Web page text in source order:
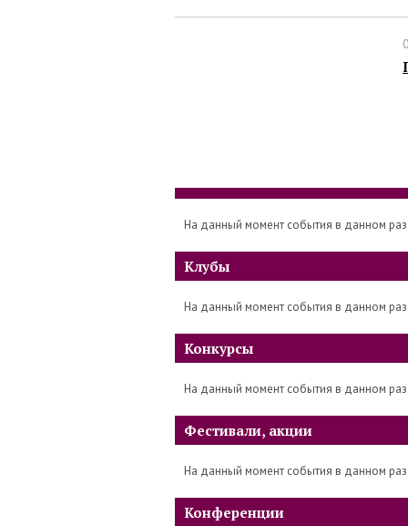
На данный момент события в данном
Клубы
На данный момент события в данном
Конкурсы
На данный момент события в данном
Фестивали, акции
На данный момент события в данном
Конференции